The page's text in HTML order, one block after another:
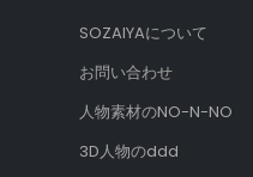
SOZAIYAについて
お問い合わせ
人物素材のNO-N-NO
3D人物のddd